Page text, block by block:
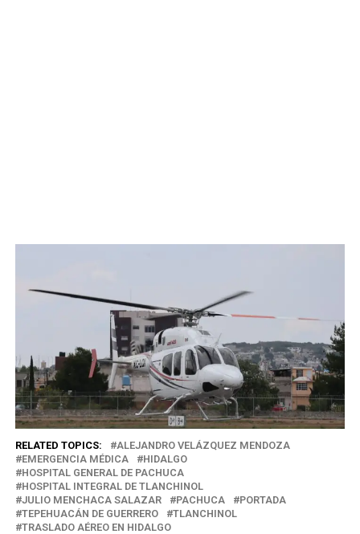
RELATED TOPICS:
ALEJANDRO VELÁZQUEZ MENDOZA
EMERGENCIA MÉDICA
HIDALGO
HOSPITAL GENERAL DE PACHUCA
HOSPITAL INTEGRAL DE TLANCHINOL
JULIO MENCHACA SALAZAR
PACHUCA
PORTADA
TEPEHUACÁN DE GUERRERO
TLANCHINOL
TRASLADO AÉREO EN HIDALGO